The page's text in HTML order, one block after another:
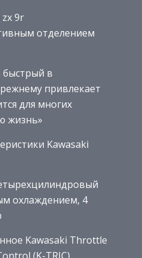
9r
отделением
в
привлекает
для многих
жизнь»
Kawasaki
охлаждением, 4
Kawasaki Throttle
(K-TRIC)